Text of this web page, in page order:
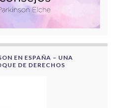
EN ESPAÑA – UNA
DE DERECHOS